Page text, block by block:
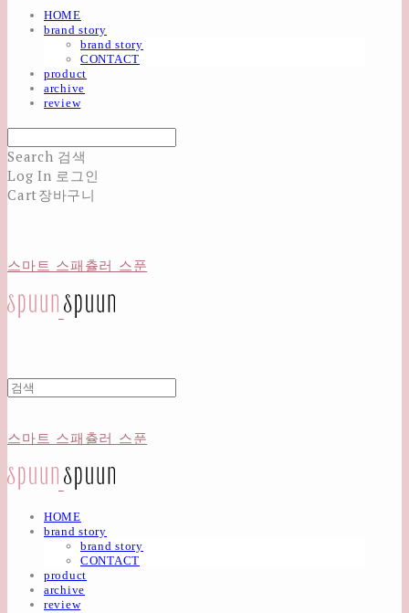
HOME
brand story
brand story
CONTACT
product
archive
review
Search 검색
Log In 로그인
Cart장바구니
스마트 스패츌러 스푼
스마트 스패츌러 스푼
HOME
brand story
brand story
CONTACT
product
archive
review